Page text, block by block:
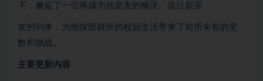
下，邂逅了一位将成为他室友的幽灵。这位新室
友的到来，为他按部就班的校园生活带来了前所未有的变
数和挑战。
主要更新内容